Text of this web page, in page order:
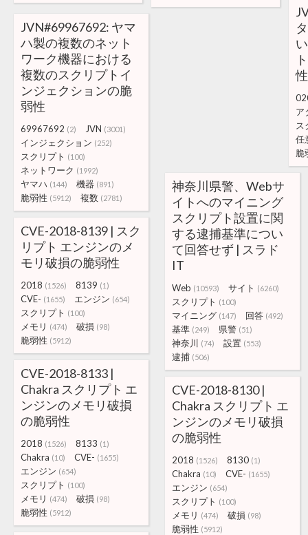
性
ア
ス
任
脆
JVN#69967692: ヤマ
ハ製の複数のネット
ワーク機器における
複数のスクリプトイ
ンジェクションの脆
弱性
69967692 (2) JVN (3001)
インジェクション (252)
スクリプト (100)
ネットワーク (1992)
ヤマハ (144) 機器 (891)
脆弱性 (5912) 複数 (2781)
神奈川県警、Webサ
イトへのマイニング
スクリプト設置に関
する逮捕基準につい
て回答せず | スラド
IT
Web (10593) サイト (6260)
スクリプト (100)
マイニング (147) 回答 (492)
基準 (249) 県警 (51)
神奈川 (74) 設置 (553)
逮捕 (506)
CVE-2018-8139 | スク
リプト エンジンのメ
モリ破損の脆弱性
2018 (1526) 8139 (1)
CVE- (1655) エンジン (654)
スクリプト (100)
メモリ (474) 破損 (98)
脆弱性 (5912)
CVE-2018-8133 |
Chakra スクリプト エ
ンジンのメモリ破損
の脆弱性
2018 (1526) 8133 (1)
Chakra (10) CVE- (1655)
エンジン (654)
スクリプト (100)
メモリ (474) 破損 (98)
脆弱性 (5912)
CVE-2018-8130 |
Chakra スクリプト エ
ンジンのメモリ破損
の脆弱性
2018 (1526) 8130 (1)
Chakra (10) CVE- (1655)
エンジン (654)
スクリプト (100)
メモリ (474) 破損 (98)
脆弱性 (5912)